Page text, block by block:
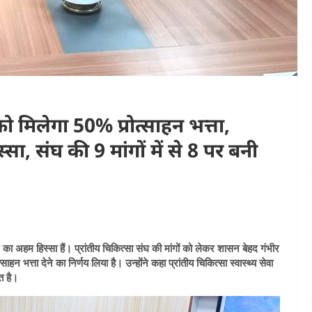
50% प्रोत्साहन भत्ता,
संघ की 9 मांगों में से 8 पर बनी
अहम हिस्सा हैं। प्रांतीय चिकित्सा संघ की मांगों को लेकर शासन बेहद गंभीर
भत्ता देने का निर्णय लिया है। उन्होंने कहा प्रांतीय चिकित्सा स्वास्थ्य सेवा
है।